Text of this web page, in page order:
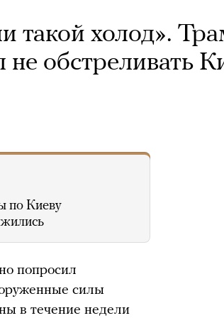
такой холод».
обстреливать
по Киеву
попросил
силы
в течение недели